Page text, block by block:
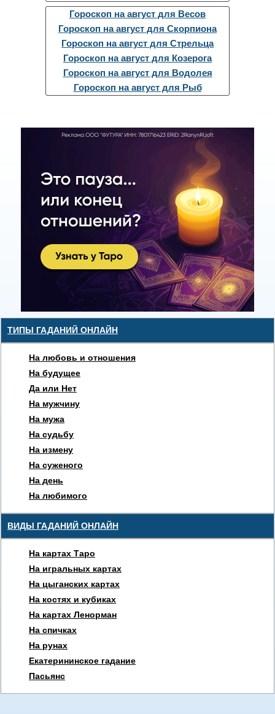
Гороскоп на август для Весов
Гороскоп на август для Скорпиона
Гороскоп на август для Стрельца
Гороскоп на август для Козерога
Гороскоп на август для Водолея
Гороскоп на август для Рыб
ТИПЫ ГАДАНИЙ ОНЛАЙН
На любовь и отношения
На будущее
Да или Нет
На мужчину
На мужа
На судьбу
На измену
На суженого
На день
На любимого
ВИДЫ ГАДАНИЙ ОНЛАЙН
На картах Таро
На игральных картах
На цыганских картах
На костях и кубиках
На картах Ленорман
На спичках
На рунах
Екатерининское гадание
Пасьянс